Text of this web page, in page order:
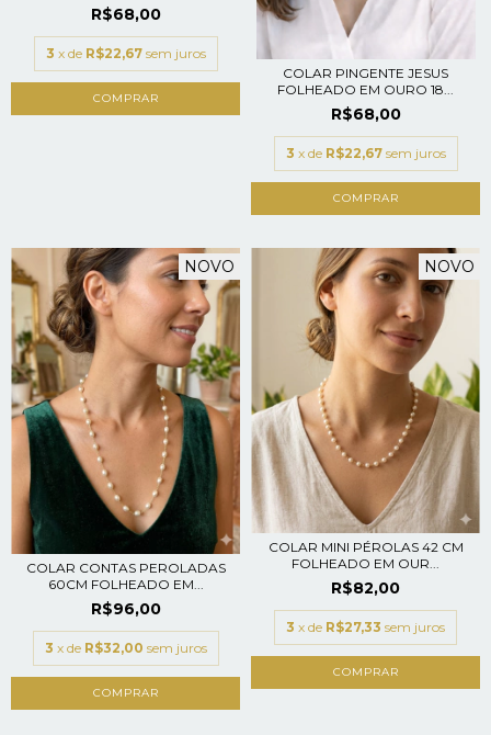
R$68,00
3 x de R$22,67 sem juros
COLAR PINGENTE JESUS
FOLHEADO EM OURO 18...
R$68,00
3 x de R$22,67 sem juros
NOVO
COLAR CONTAS PEROLADAS
60CM FOLHEADO EM...
R$96,00
3 x de R$32,00 sem juros
NOVO
COLAR MINI PÉROLAS 42 CM
FOLHEADO EM OUR...
R$82,00
3 x de R$27,33 sem juros